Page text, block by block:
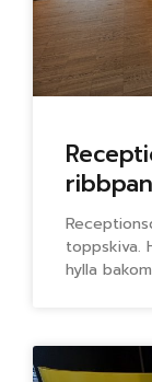
toppskiva.
hylla